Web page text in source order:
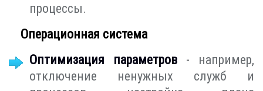
процессы.
Операционная система
Оптимизация параметров - например,
отключение ненужных служб и